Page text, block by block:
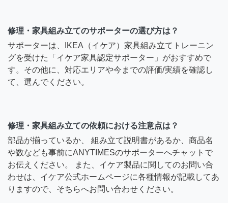
修理・家具組み立てのサポーターの選び方は？
サポーターは、IKEA（イケア）家具組み立てトレーニン
グを受けた「イケア家具認定サポーター」がおすすめで
す。その他に、対応エリアや今までの評価/実績を確認し
て、選んでください。
修理・家具組み立ての依頼における注意点は？
部品が揃っているか、 組み立て説明書があるか、商品名
や数なども事前にANYTIMESのサポーターへチャットで
お伝えください。 また、イケア製品に関してのお問い合
わせは、イケア公式ホームページに各種情報が記載してあ
りますので、そちらへお問い合わせください。